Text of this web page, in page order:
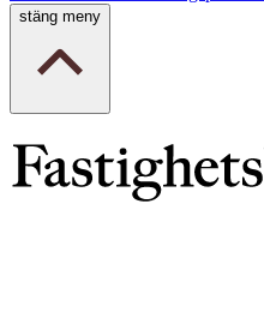
stäng meny